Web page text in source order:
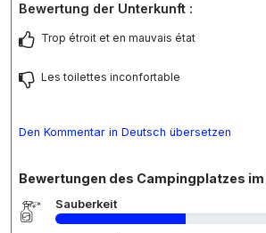
Bewertung der Unterkunft :
Trop étroit et en mauvais état
Les toilettes inconfortable
Den Kommentar in Deutsch übersetzen
Bewertungen des Campingplatzes
Sauberkeit